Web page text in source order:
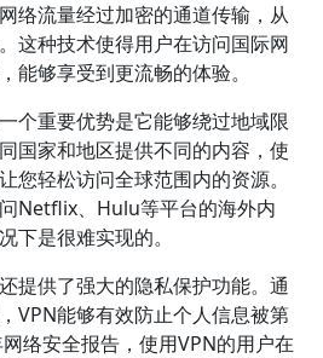
络流量经过加密的通道传输，从
这种技术使得用户在访问国际网
能够享受到更流畅的体验。
个重要优势是它能够绕过地域限
国家和地区提供不同的内容，使
您轻松访问全球范围内的资源。
Netflix、Hulu等平台的海外内
下是很难实现的。
提供了强大的隐私保护功能。通
VPN能够有效防止个人信息被第
络安全报告，使用VPN的用户在